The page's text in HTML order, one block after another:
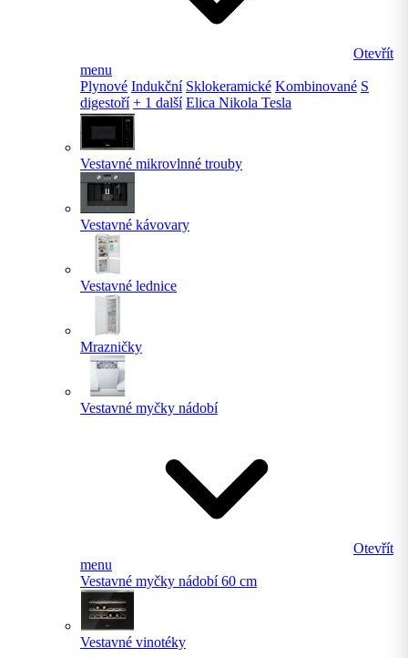
Otevřít
menu
Plynové Indukční Sklokeramické Kombinované S
digestoří + 1 další Elica Nikola Tesla
Vestavné mikrovlnné trouby
Vestavné kávovary
Vestavné lednice
Mrazničky
Vestavné myčky nádobí
Otevřít
menu
Vestavné myčky nádobí 60 cm
Vestavné vinotéky